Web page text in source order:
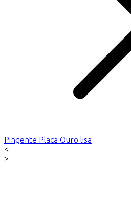
Pingente Placa Ouro lisa
<
>